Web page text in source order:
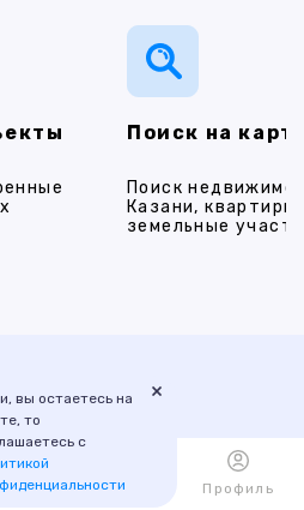
Поиск на
Поиск
Казани,
земельные
НОВОСТРОЙКИ ИПОТЕКА
вы остаетесь на
то
с
×
Избранное Профиль